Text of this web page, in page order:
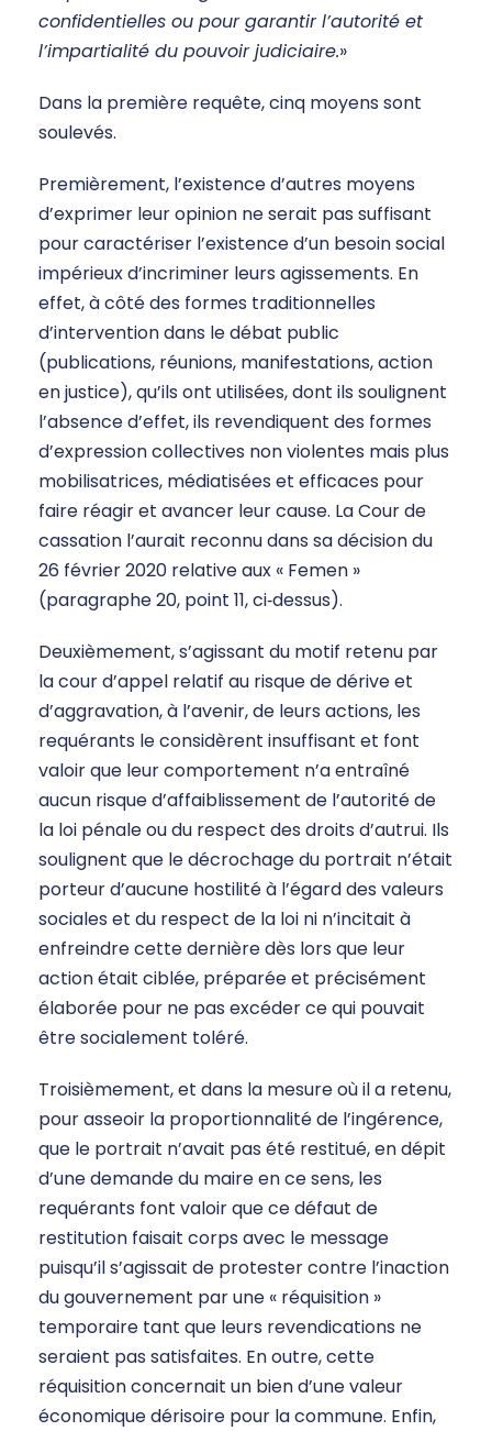
confidentielles ou pour garantir l’autorité et
l’impartialité du pouvoir judiciaire.»
Dans la première requête, cinq moyens sont
soulevés.
Premièrement, l’existence d’autres moyens
d’exprimer leur opinion ne serait pas suffisant
pour caractériser l’existence d’un besoin social
impérieux d’incriminer leurs agissements. En
effet, à côté des formes traditionnelles
d’intervention dans le débat public
(publications, réunions, manifestations, action
en justice), qu’ils ont utilisées, dont ils soulignent
l’absence d’effet, ils revendiquent des formes
d’expression collectives non violentes mais plus
mobilisatrices, médiatisées et efficaces pour
faire réagir et avancer leur cause. La Cour de
cassation l’aurait reconnu dans sa décision du
26 février 2020 relative aux « Femen »
(paragraphe 20, point 11, ci‑dessus).
Deuxièmement, s’agissant du motif retenu par
la cour d’appel relatif au risque de dérive et
d’aggravation, à l’avenir, de leurs actions, les
requérants le considèrent insuffisant et font
valoir que leur comportement n’a entraîné
aucun risque d’affaiblissement de l’autorité de
la loi pénale ou du respect des droits d’autrui. Ils
soulignent que le décrochage du portrait n’était
porteur d’aucune hostilité à l’égard des valeurs
sociales et du respect de la loi ni n’incitait à
enfreindre cette dernière dès lors que leur
action était ciblée, préparée et précisément
élaborée pour ne pas excéder ce qui pouvait
être socialement toléré.
Troisièmement, et dans la mesure où il a retenu,
pour asseoir la proportionnalité de l’ingérence,
que le portrait n’avait pas été restitué, en dépit
d’une demande du maire en ce sens, les
requérants font valoir que ce défaut de
restitution faisait corps avec le message
puisqu’il s’agissait de protester contre l’inaction
du gouvernement par une « réquisition »
temporaire tant que leurs revendications ne
seraient pas satisfaites. En outre, cette
réquisition concernait un bien d’une valeur
économique dérisoire pour la commune. Enfin,